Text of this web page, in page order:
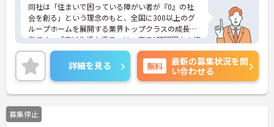
同社は「住まいで困っている障がい者が『0』の社
会を創る」という理念のもと、全国に300以上のグ
ループホームを展開する業界トップクラスの成長企
業です。「広域生活支援員」は、車で1時間圏内の複
数施設を横断的に担当し、現場支援とパートスタッ
フのサポートを行うハイクラスなポジションです。
最新設備とバリアフリーが完備され、スタッフの身
体的負担が少なく、広域手当5万円が付与されるこ
とで高い給与水準を実現しています。年間休日114
日の確保や、献立・レシピの完全標準化による業務
効率化など、ワークライフバランスを保ちながら定
詳細を見る 無料
最新の募集状況を問
い合わせる
募集停止